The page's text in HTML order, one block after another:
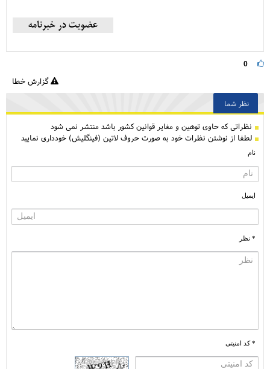
0
گزارش خطا
نظر شما
نظراتی كه حاوی توهین و مغایر قوانین کشور باشد منتشر نمی شود
لطفا از نوشتن نظرات خود به صورت حروف لاتین (فینگلیش) خودداری نمایید
نام
ایمیل
* نظر
* کد امنیتی